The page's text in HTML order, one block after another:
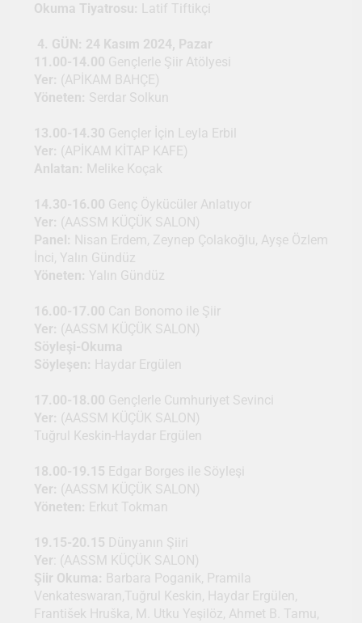
Okuma Tiyatrosu: Latif Tiftikçi
4. GÜN: 24 Kasım 2024, Pazar
11.00-14.00 Gençlerle Şiir Atölyesi
Yer: (APİKAM BAHÇE)
Yöneten: Serdar Solkun
13.00-14.30 Gençler İçin Leyla Erbil
Yer: (APİKAM KİTAP KAFE)
Anlatan: Melike Koçak
14.30-16.00 Genç Öykücüler Anlatıyor
Yer: (AASSM KÜÇÜK SALON)
Panel: Nisan Erdem, Zeynep Çolakoğlu, Ayşe Özlem
İnci, Yalın Gündüz
Yöneten: Yalın Gündüz
16.00-17.00 Can Bonomo ile Şiir
Yer: (AASSM KÜÇÜK SALON)
Söyleşi-Okuma
Söyleşen: Haydar Ergülen
17.00-18.00 Gençlerle Cumhuriyet Sevinci
Yer: (AASSM KÜÇÜK SALON)
Tuğrul Keskin-Haydar Ergülen
18.00-19.15 Edgar Borges ile Söyleşi
Yer: (AASSM KÜÇÜK SALON)
Yöneten: Erkut Tokman
19.15-20.15 Dünyanın Şiiri
Yer : (AASSM KÜÇÜK SALON)
Şiir Okuma: Barbara Poganik, Pramila
Venkateswaran,Tuğrul Keskin, Haydar Ergülen,
František Hruška, M. Utku Yeşilöz, Ahmet B. Tamu,